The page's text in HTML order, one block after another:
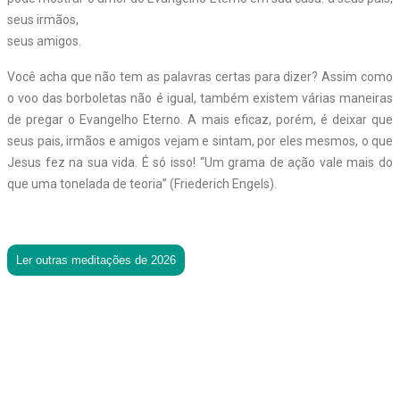
seus irmãos,
seus amigos.
Você acha que não tem as palavras certas para dizer? Assim como
o voo das borboletas não é igual, também existem várias maneiras
de pregar o Evangelho Eterno. A mais eficaz, porém, é deixar que
seus pais, irmãos e amigos vejam e sintam, por eles mesmos, o que
Jesus fez na sua vida. É só isso! “Um grama de ação vale mais do
que uma tonelada de teoria” (Friederich Engels).
Ler outras meditações de 2026